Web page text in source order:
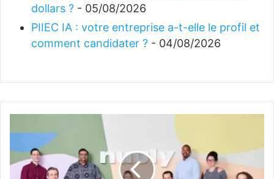
dollars ? - 05/08/2026
PIIEC IA : votre entreprise a-t-elle le profil et
comment candidater ? - 04/08/2026